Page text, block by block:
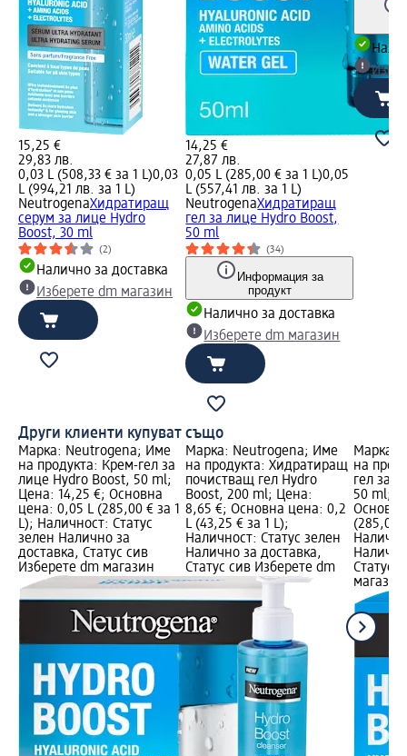
15,25 €
29,83 лв.
0,03 L (508,33 € за 1 L)0,03
L (994,21 лв. за 1 L)
NeutrogenaХидратиращ
серум за лице Hydro
Boost, 30 ml
(2)
Налично за доставка
Изберете dm магазин
14,25 €
27,87 лв.
0,05 L (285,00 € за 1 L)0,05
L (557,41 лв. за 1 L)
NeutrogenaХидратиращ
гел за лице Hydro Boost,
50 ml
(34)
Информация за
продукт
Налично за доставка
Изберете dm магазин
Други клиенти купуват също
Марка: Neutrogena; Име
на продукта: Крем-гел за
лице Hydro Boost, 50 ml;
Цена: 14,25 €; Основна
цена: 0,05 L (285,00 € за 1
L); Наличност: Статус
зелен Налично за
доставка, Статус сив
Изберете dm магазин
Марка: Neutrogena; Име
на продукта: Хидратиращ
почистващ гел Hydro
Boost, 200 ml; Цена:
8,65 €; Основна цена: 0,2
L (43,25 € за 1 L);
Наличност: Статус зелен
Налично за доставка,
Статус сив Изберете dm
Марка:
на
гел за
50 ml;
(285,00
Статус
магазин